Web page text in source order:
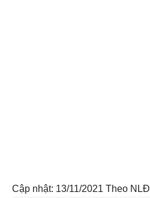
Cập nhật: 13/11/2021 Theo NLĐ